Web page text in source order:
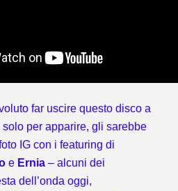
far uscire questo disco a
per apparire, gli sarebbe
IG con i featuring di
e Ernia – alcuni dei
dell’onda oggi,